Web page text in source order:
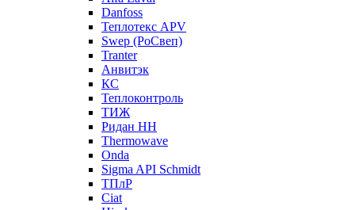
Danfoss
Теплотекс APV
Swep (РоСвеп)
Tranter
Анвитэк
КС
Теплоконтроль
ТИЖ
Ридан НН
Thermowave
Onda
Sigma API Schmidt
ТПлР
Ciat